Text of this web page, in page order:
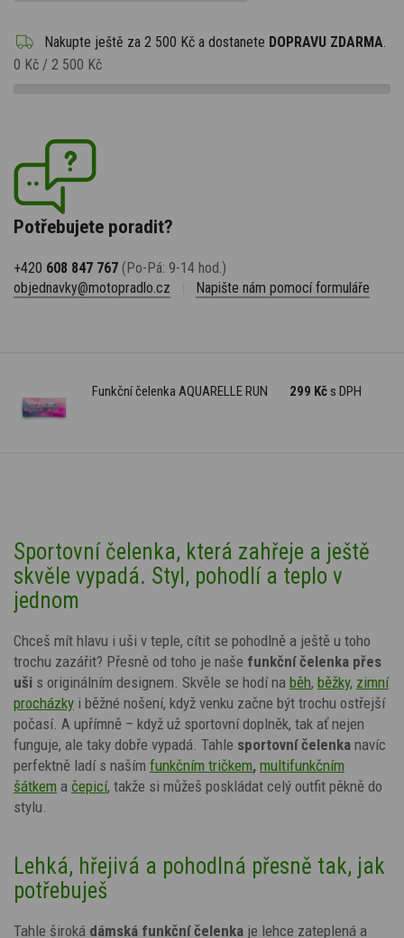
Nakupte ještě za 2 500 Kč a dostanete DOPRAVU ZDARMA
0 Kč / 2 500 Kč
Potřebujete poradit?
+420 608 847 767 (Po-Pá: 9-14 hod.)
objednavky@motopradlo.cz
Napište nám pomocí formuláře
Funkční čelenka AQUARELLE RUN 299 Kčs DPH
Sportovní čelenka, která zahřeje a ještě
skvěle vypadá. Styl, pohodlí a teplo v
jednom
Chceš mít hlavu i uši v teple, cítit se pohodlně a ještě u toho
trochu zazářit? Přesně od toho je naše funkční čelenka přes
uši s originálním designem. Skvěle se hodí na běh, běžky, zimní
procházky i běžné nošení, když venku začne být trochu ostřejší
počasí. A upřímně – když už sportovní doplněk, tak ať nejen
funguje, ale taky dobře vypadá. Tahle sportovní čelenka navíc
perfektně ladí s naším funkčním tričkem, multifunkčním
šátkem a čepicí, takže si můžeš poskládat celý outfit pěkně do
stylu.
Lehká, hřejivá a pohodlná přesně tak, jak
potřebuješ
Tahle široká dámská funkční čelenka je lehce zateplená a